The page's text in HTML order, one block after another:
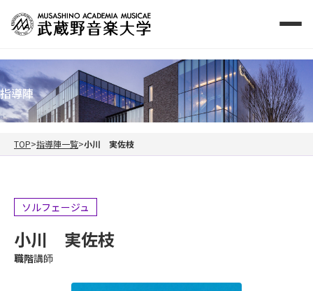
指導陣
TOP 指導陣一覧 小川 実佐枝
ソルフェージュ
小川 実佐枝
職階講師